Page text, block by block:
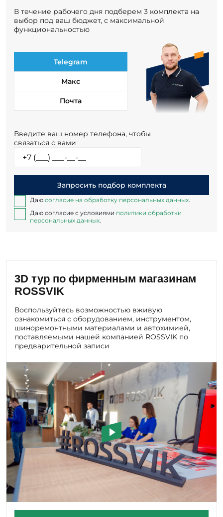
В течение рабочего дня подберем 3 комплекта на
выбор под ваш бюджет, с максимальной
функциональностью
Telegram
Макс
Почта
Введите ваш номер телефона, чтобы
связаться с вами
персональных данных.
Воспользуйтесь возможностью вживую
шиноремонтными материалами и автохимией,
поставляемыми нашей компанией ROSSVIK по
предварительной записи
Записаться на видеоконсультацию